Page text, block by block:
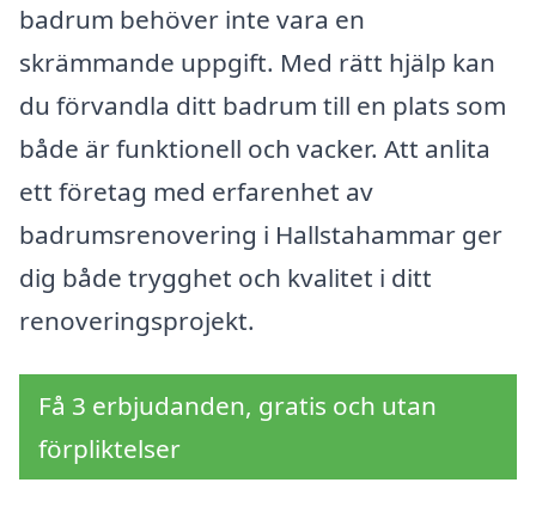
badrum behöver inte vara en
skrämmande uppgift. Med rätt hjälp kan
du förvandla ditt badrum till en plats som
både är funktionell och vacker. Att anlita
ett företag med erfarenhet av
badrumsrenovering i Hallstahammar ger
dig både trygghet och kvalitet i ditt
renoveringsprojekt.
Få 3 erbjudanden, gratis och utan
förpliktelser